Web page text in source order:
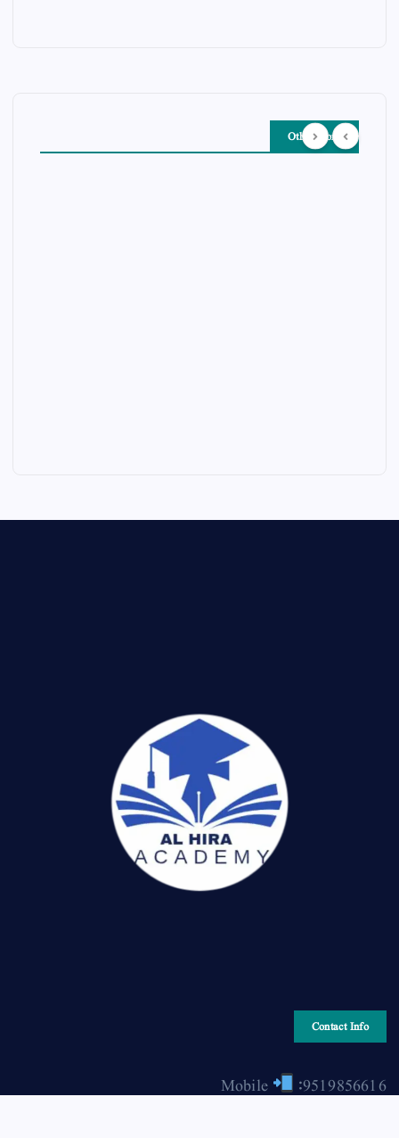
Other Story
Contact Info
Mobile
:9519856616